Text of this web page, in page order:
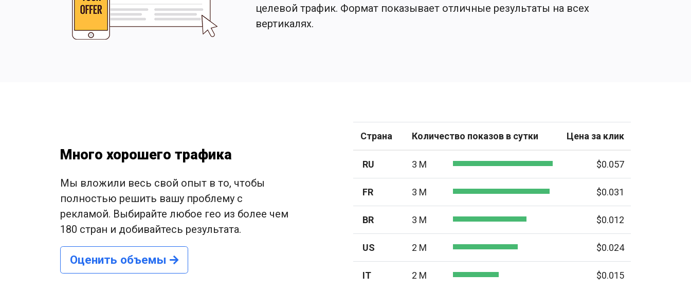
целевой трафик. Формат показывает отличные результаты на всех
вертикалях.
Много хорошего трафика
Мы вложили весь свой опыт в то, чтобы
полностью решить вашу проблему с
рекламой. Выбирайте любое гео из более чем
180 стран и добивайтесь результата.
Оценить объемы
Страна Количество показов в сутки Цена за клик
RU 3 M $0.057
FR 3 M $0.031
BR 3 M $0.012
US 2 M $0.024
IT 2 M $0.015